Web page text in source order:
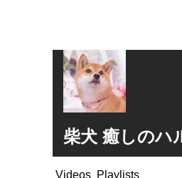
柴犬 癒しのハ
Videos Playlists